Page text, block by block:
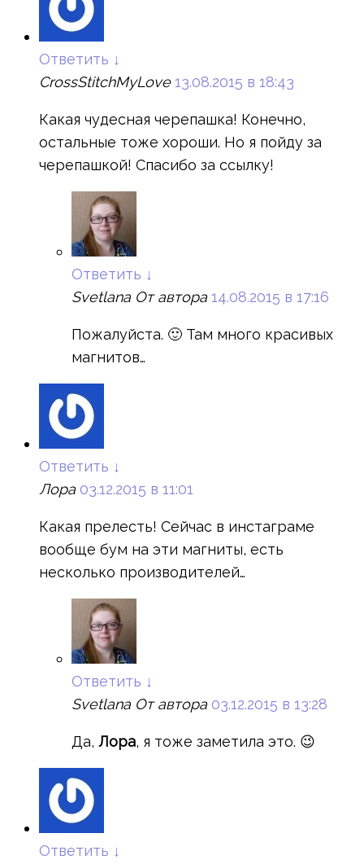
Ответить ↓
CrossStitchMyLove13.08.2015 в 18:43
Какая чудесная черепашка! Конечно,
остальные тоже хороши. Но я пойду за
черепашкой! Спасибо за ссылку!
Ответить ↓
Svetlana От автора 14.08.2015 в 17:16
Пожалуйста. 🙂 Там много красивых
магнитов…
Ответить ↓
Лора 03.12.2015 в 11:01
Какая прелесть! Сейчас в инстаграме
вообще бум на эти магниты, есть
несколько производителей…
Ответить ↓
Svetlana От автора 03.12.2015 в 13:28
Да, Лора, я тоже заметила это. 😉
Ответить ↓